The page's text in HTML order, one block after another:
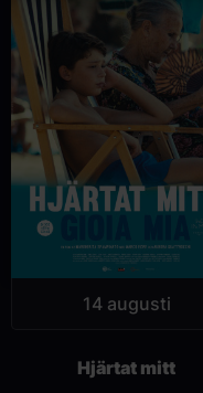
14 augusti
Hjärtat mitt